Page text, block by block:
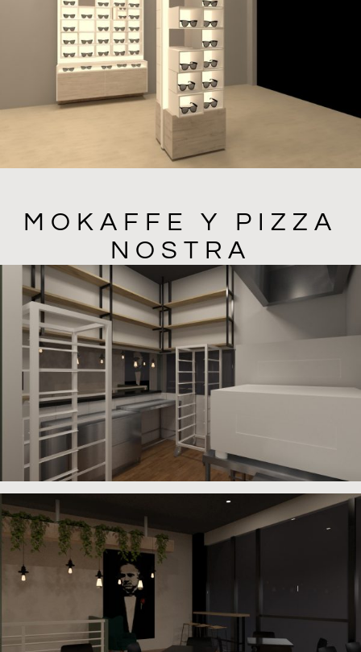
MOKAFFE Y PIZZA
NOSTRA